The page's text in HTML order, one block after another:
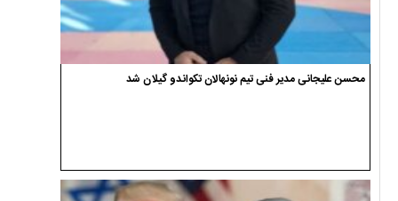
محسن علیجانی مدیر فنی تیم نونهالان تکواندو گیلان شد